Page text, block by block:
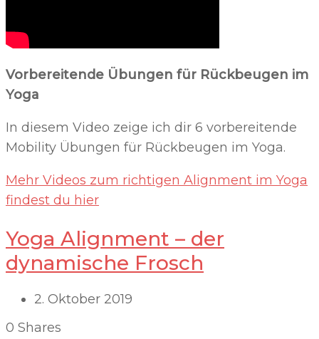
Vorbereitende Übungen für Rückbeugen im
Yoga
In diesem Video zeige ich dir 6 vorbereitende
Mobility Übungen für Rückbeugen im Yoga.
Mehr Videos zum richtigen Alignment im Yoga
findest du hier
Yoga Alignment – der
dynamische Frosch
2. Oktober 2019
0 Shares